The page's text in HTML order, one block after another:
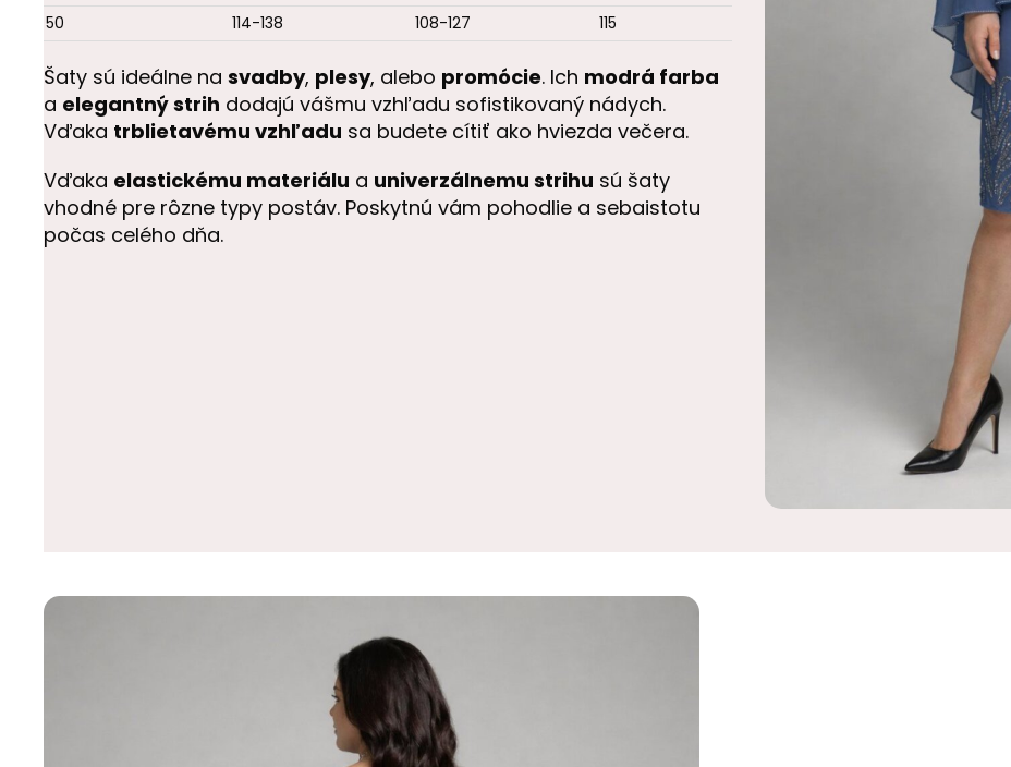
50
114-138 108-127 115
Šaty sú ideálne na svadby, plesy, alebo promócie. Ich modrá farba
a elegantný strih dodajú vášmu vzhľadu sofistikovaný nádych.
Vďaka trblietavému vzhľadu sa budete cítiť ako hviezda večera.
Vďaka elastickému materiálu a univerzálnemu strihu sú šaty
vhodné pre rôzne typy postáv. Poskytnú vám pohodlie a sebaistotu
počas celého dňa.